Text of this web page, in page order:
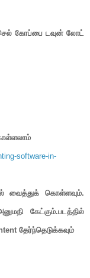
கோப்பை டவுன் லோட்
software-in-
வைத்துக் கொள்ளவும்.
கேட்கும்.படத்தில்
தேர்ந்தெடுக்கவும்